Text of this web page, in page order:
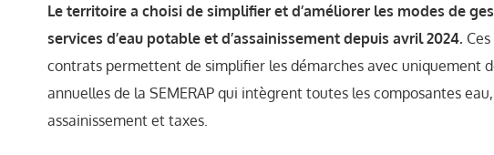
Le territoire a choisi de simplifier et d’améliorer les modes de
services d’eau potable et d’assainissement depuis avril 2024.
contrats permettent de simplifier les démarches avec uniquement
annuelles de la SEMERAP qui intègrent toutes les composantes eau,
assainissement et taxes.